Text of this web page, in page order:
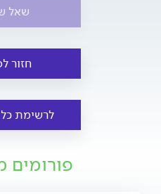
שאל
חזור
לרשימת כל
פורומים